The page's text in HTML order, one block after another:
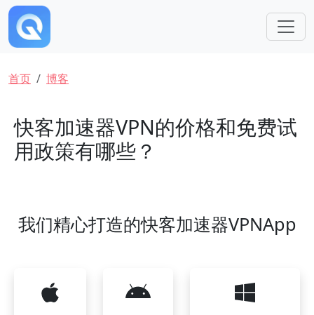
跳转到主要内容
面包屑
首页 博客
快客加速器VPN的价格和免费试
用政策有哪些？
我们精心打造的快客加速器VPNApp